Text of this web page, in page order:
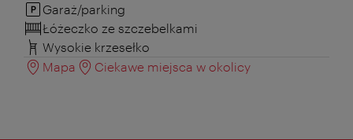
Garaż/parking
Łóżeczko ze szczebelkami
Wysokie krzesełko
Mapa
Ciekawe miejsca w okolicy